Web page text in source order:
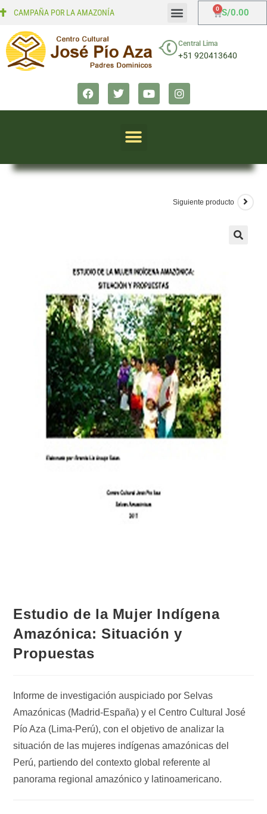
CAMPAÑA POR LA AMAZONÍA S/0.00
Central Lima
+51 920413640
Siguiente producto
Estudio de la Mujer Indígena
Amazónica: Situación y
Propuestas
Informe de investigación auspiciado por Selvas
Amazónicas (Madrid-España) y el Centro Cultural José
Pío Aza (Lima-Perú), con el objetivo de analizar la
situación de las mujeres indígenas amazónicas del
Perú, partiendo del contexto global referente al
panorama regional amazónico y latinoamericano.